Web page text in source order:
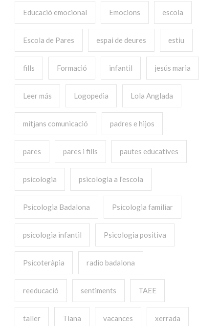
Educació emocional Emocions escola
Escola de Pares espai de deures estiu
fills Formació infantil jesús maria
Leer más Logopedia Lola Anglada
mitjans comunicació padres e hijos
pares pares i fills pautes educatives
psicologia psicologia a l'escola
Psicologia Badalona Psicologia familiar
psicologia infantil Psicologia positiva
Psicoteràpia radio badalona
reeducació sentiments TAEE
taller Tiana vacances xerrada